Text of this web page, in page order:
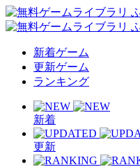
新着ゲーム
更新ゲーム
ランキング
新着
更新